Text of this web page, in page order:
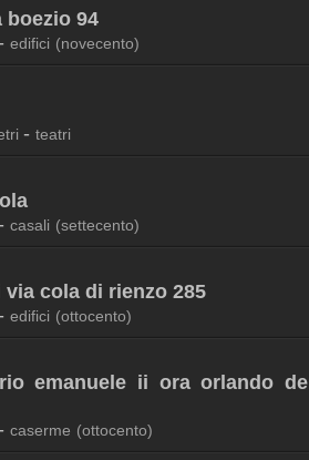
boezio 94
edifici (novecento)
- teatri
casali (settecento)
cola di rienzo 285
edifici (ottocento)
emanuele ii ora orlando de
caserme (ottocento)